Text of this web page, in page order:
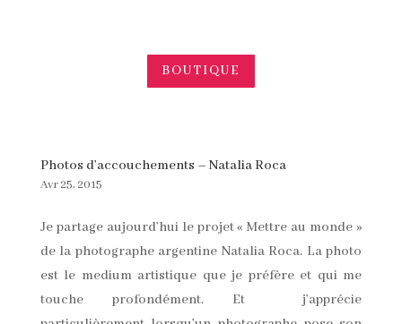
BOUTIQUE
Photos d’accouchements – Natalia Roca
Avr 25, 2015
Je partage aujourd’hui le projet « Mettre au monde »
de la photographe argentine Natalia Roca. La photo
est le medium artistique que je préfère et qui me
touche profondément. Et j’apprécie